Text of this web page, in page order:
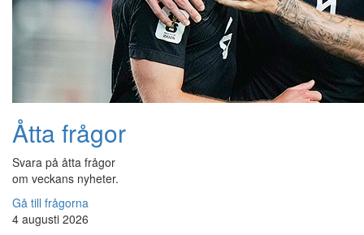
Åtta frågor
Svara på åtta frågor
om veckans nyheter.
Gå till frågorna
4 augusti 2026